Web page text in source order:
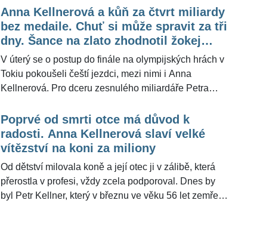
Tu největší si vybralo v roce 2019, kdy utrpěla velmi
bolestivé zranění. Od té doby se sportu nemůže
věnovat tak, jak by chtěla. Pro ŽivotvČesku.cz se
ohledně jejího koně vyjádřil legendární český jezdec
Josef Váňa (69).
Anna Kellnerová a kůň za čtvrt miliardy
bez medaile. Chuť si může spravit za tři
dny. Šance na zlato zhodnotil žokej
Váňa
V úterý se o postup do finále na olympijských hrách v
Tokiu pokoušeli čeští jezdci, mezi nimi i Anna
Kellnerová. Pro dceru zesnulého miliardáře Petra
snem. Medaile ji jako jednotlivci unikla, protože s
klisnou »Catch me if you can« za čtvrt miliardy korun
shodila překážku. Přesně 6. srpna pak tým ve složení
Papoušek bude bojovat v kvalifikaci v kategorii
smíšených týmů. "O slečně Kellnerové se toho hodně
napsalo a budu jí i jejímu týmu držet palce. Jsem tam
Poprvé od smrti otce má důvod k
radosti. Anna Kellnerová slaví velké
vítězství na koni za miliony
Od dětství milovala koně a její otec ji v zálibě, která
přerostla v profesi, vždy zcela podporoval. Dnes by
byl Petr Kellner, který v březnu ve věku 56 let zemřel